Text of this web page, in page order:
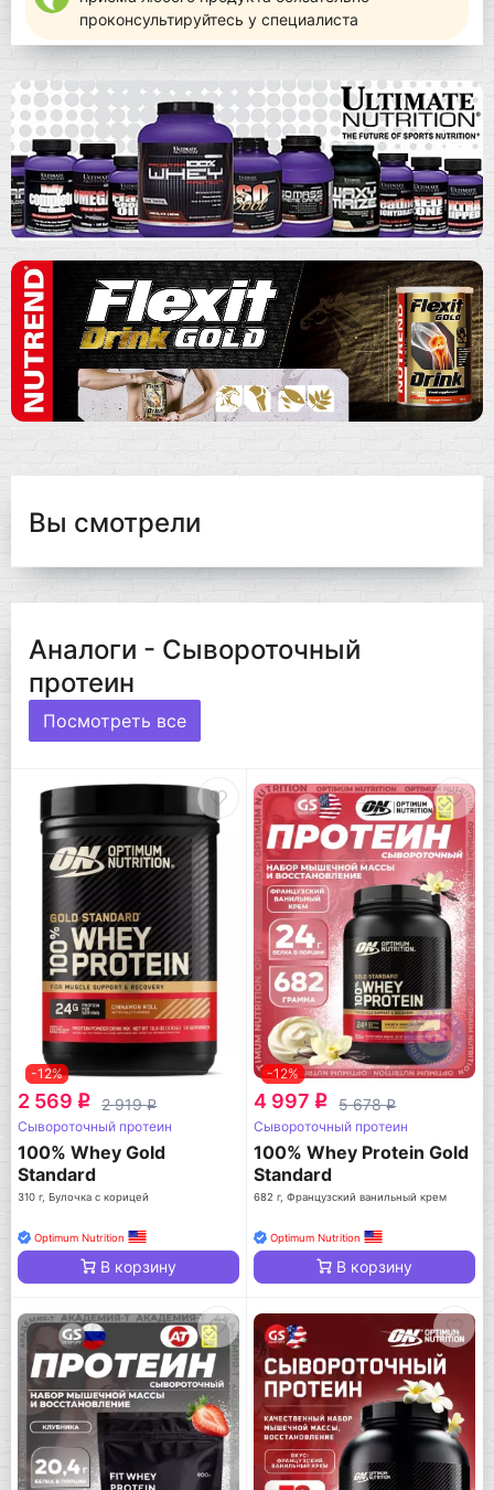
проконсультируйтесь у специалиста
Вы смотрели
Аналоги - Сывороточный
протеин
Посмотреть все
-12%
2 569 q 2 919q
Сывороточный протеин
100% Whey Gold
Standard
310 г, Булочка с корицей
Optimum Nutrition
В корзину
-12%
4 997 q 5 678q
Сывороточный протеин
100% Whey Protein Gold
Standard
682 г, Французский ванильный крем
Optimum Nutrition
В корзину